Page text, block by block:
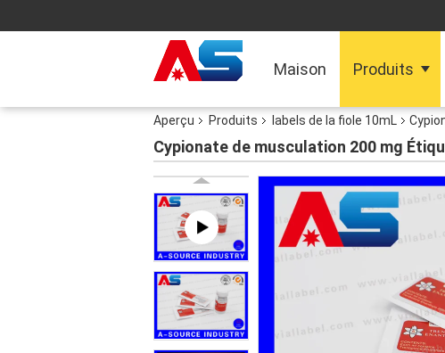
Maison Produits
Aperçu Produits labels de la fiole 10mL
Cypionate de musculation 200 mg